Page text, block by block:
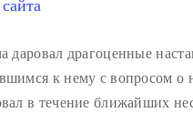
драгоценные
к нему с вопросом
в течение ближайших